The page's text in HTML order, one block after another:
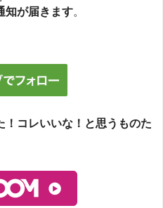
知が届きます。
コレいいな！と思うものた